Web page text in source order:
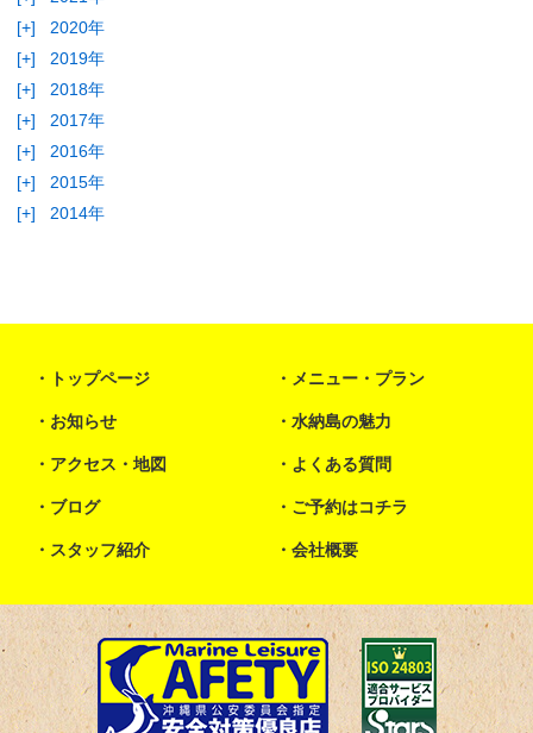
[+]
2020年
[+]
2019年
[+]
2018年
[+]
2017年
[+]
2016年
[+]
2015年
[+]
2014年
トップページ メニュー・プラン
お知らせ 水納島の魅力
アクセス・地図 よくある質問
ブログ ご予約はコチラ
スタッフ紹介 会社概要